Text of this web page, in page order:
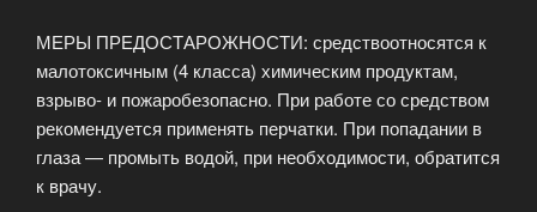
МЕРЫ ПРЕДОСТАРОЖНОСТИ: средствоотносятся к
малотоксичным (4 класса) химическим продуктам,
взрыво- и пожаробезопасно. При работе со средством
рекомендуется применять перчатки. При попадании в
глаза — промыть водой, при необходимости, обратится
к врачу.